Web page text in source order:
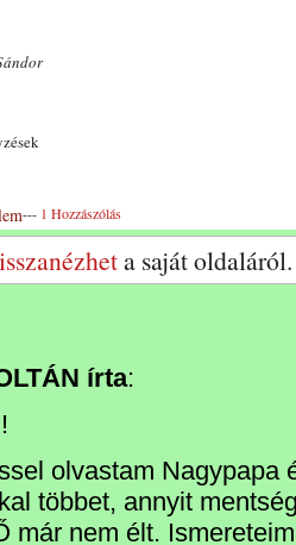
--- 1 Hozzászólás
a saját oldaláról.
írta:
olvastam Nagypapa
többet, annyit
már nem élt.